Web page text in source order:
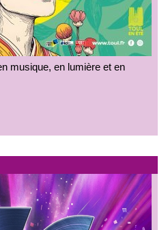
musique, en lumière et en